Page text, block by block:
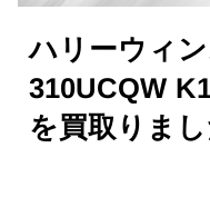
ハリーウィ
310UCQW
を買取りま